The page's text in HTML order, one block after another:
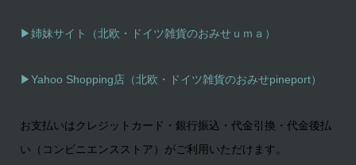
▶姉妹サイト（北欧・ドイツ雑貨のおみせｕｍａ）
▶Yahoo Shopping店（北欧・ドイツ雑貨のおみせpineport）
お支払いはクレジットカード・銀行振込・代金引換・代金後払
い（コンビニエンスストア）がご利用いただけます。